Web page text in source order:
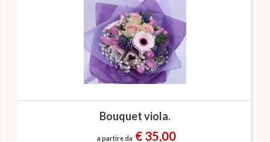
Bouquet viola.
a partire da € 35,00